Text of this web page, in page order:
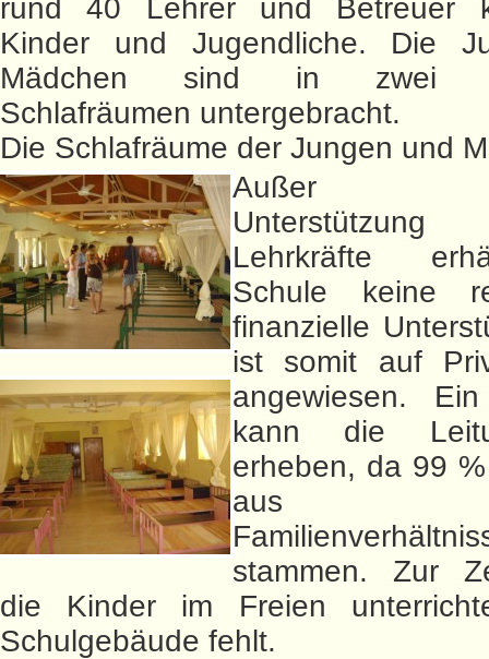
rund 40 Lehrer und Betreuer
Kinder und Jugendliche. Die
Mädchen sind in zwei
Schlafräumen untergebracht.
Die Schlafräume der Jungen und
Außer
Lehrkräfte
Schule keine
finanzielle
ist somit auf
angewiesen.
kann die
erheben, da 99
aus
stammen. Zur
die Kinder im Freien
Schulgebäude fehlt.